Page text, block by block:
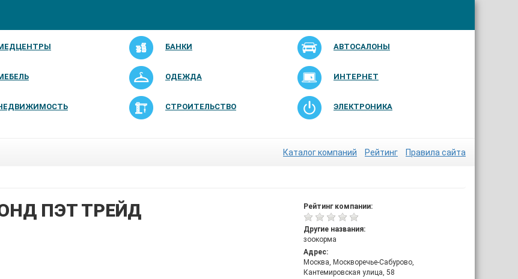
БАНКИ АВТОСАЛОНЫ
ОДЕЖДА ИНТЕРНЕТ
СТРОИТЕЛЬСТВО ЭЛЕКТРОНИКА
Каталог компаний Рейтинг Правила сайта
Рейтинг компании:
Другие названия:
зоокорма
Адрес:
Москва, Москворечье-Сабурово,
Кантемировская улица, 58
ПЭТ ТРЕЙД